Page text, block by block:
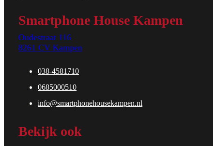
Smartphone House Kampen
Oudestraat 116
8261 CV Kampen
038-4581710
0685000510
info@smartphonehousekampen.nl
Bekijk ook